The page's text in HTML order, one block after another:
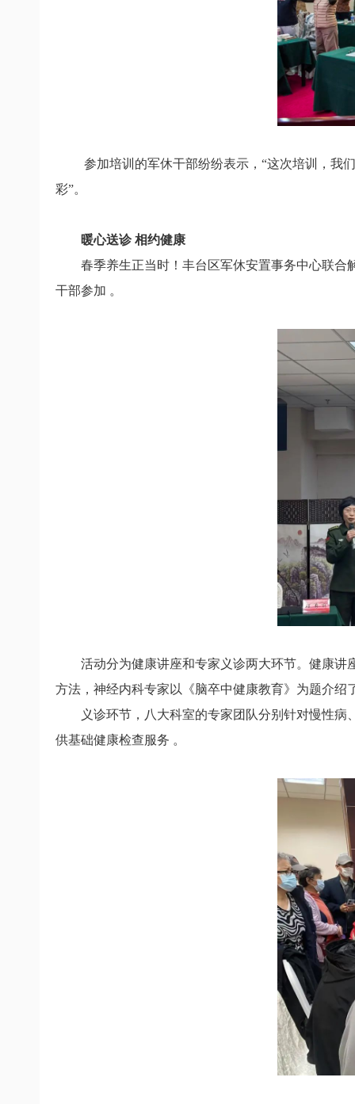
参加培训的军休干部纷纷表示， “这次培训，我
彩”。
暖心送诊 相约健康
春季养生正当时！ 丰台区军休安置事务中心联合
干部参加 。
活动分为健康讲座和专家义诊两大环节。 健康讲
方法， 神经内科专家以《脑卒中健康教育》为题介绍
义诊环节， 八大科室的专家团队分别针对慢性病
供基础健康检查服务 。